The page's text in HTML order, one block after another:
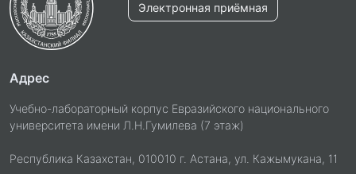
Электронная приёмная
Адрес
Учебно-лабораторный корпус Евразийского национального
университета имени Л.Н.Гумилева (7 этаж)
Республика Казахстан, 010010 г. Астана, ул. Кажымукана, 11